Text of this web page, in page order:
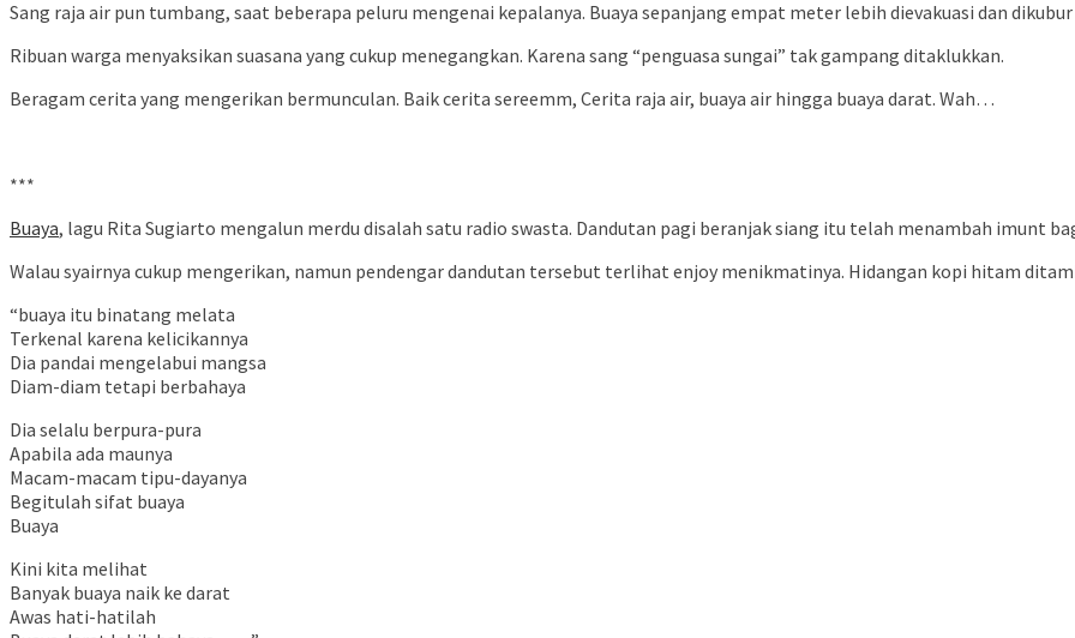
Sang raja air pun tumbang, saat beberapa peluru mengenai kepalanya. Buaya sepanjang empat meter lebih dievakuasi dan
Ribuan warga menyaksikan suasana yang cukup menegangkan. Karena sang “penguasa sungai” tak gampang ditaklukkan.
Beragam cerita yang mengerikan bermunculan. Baik cerita sereemm, Cerita raja air, buaya air hingga buaya darat. Wah…
***
Buaya, lagu Rita Sugiarto mengalun merdu disalah satu radio swasta. Dandutan pagi beranjak siang itu telah menambah imunt
Walau syairnya cukup mengerikan, namun pendengar dandutan tersebut terlihat enjoy menikmatinya. Hidangan kopi hitam
“buaya itu binatang melata
Terkenal karena kelicikannya
Dia pandai mengelabui mangsa
Diam-diam tetapi berbahaya
Dia selalu berpura-pura
Apabila ada maunya
Macam-macam tipu-dayanya
Begitulah sifat buaya
Buaya
Kini kita melihat
Banyak buaya naik ke darat
Awas hati-hatilah